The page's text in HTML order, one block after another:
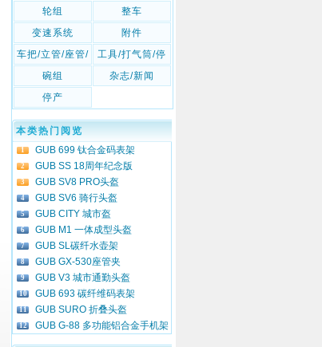
轮组
整车
变速系统
附件
车把/立管/座管/
座管夹
工具/打气筒/停
车架
碗组
杂志/新闻
停产
本类热门阅览
1 GUB 699 钛合金码表架
2 GUB SS 18周年纪念版
3 GUB SV8 PRO头盔
4 GUB SV6 骑行头盔
5 GUB CITY 城市盔
6 GUB M1 一体成型头盔
7 GUB SL碳纤水壶架
8 GUB GX-530座管夹
9 GUB V3 城市通勤头盔
10 GUB 693 碳纤维码表架
11 GUB SURO 折叠头盔
12 GUB G-88 多功能铝合金手机架